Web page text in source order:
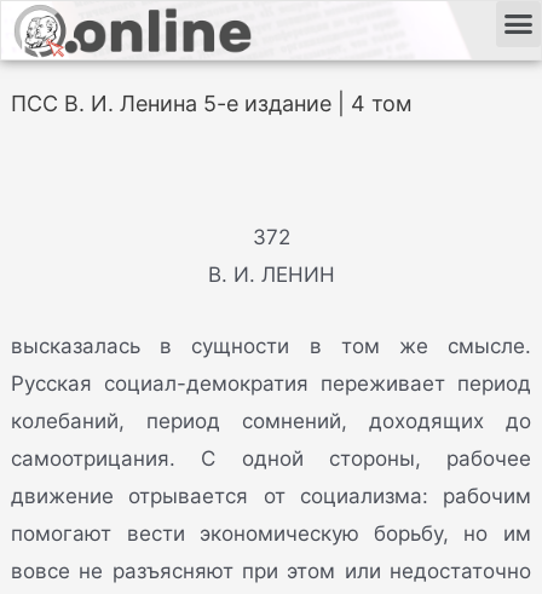
ПСС В. И. Ленина 5-е издание | 4 том
372
В. И. ЛЕНИН
высказалась в сущности в том же смысле.
Русская социал-демократия переживает период
колебаний, период сомнений, доходящих до
самоотрицания. С одной стороны, рабочее
движение отрывается от социализма: рабочим
помогают вести экономическую борьбу, но им
вовсе не разъясняют при этом или недостаточно